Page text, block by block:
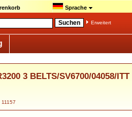
Sprache
Erweitert
3 BELTS/SV6700/04058/ITT
11157